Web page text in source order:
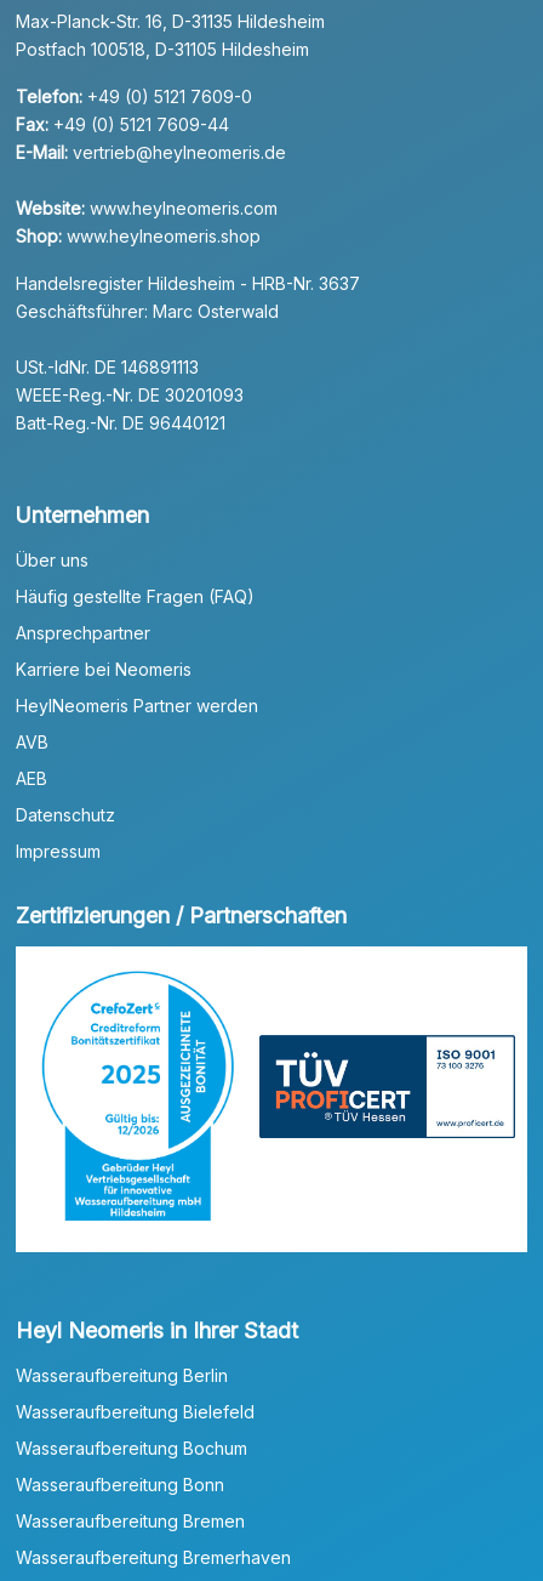
Max-Planck-Str. 16, D-31135 Hildesheim
Postfach 100518, D-31105 Hildesheim
Telefon: +49 (0) 5121 7609-0
Fax: +49 (0) 5121 7609-44
E-Mail: vertrieb@heylneomeris.de
Website: www.heylneomeris.com
Shop: www.heylneomeris.shop
Handelsregister Hildesheim - HRB-Nr. 3637
Geschäftsführer: Marc Osterwald
USt.-IdNr. DE 146891113
WEEE-Reg.-Nr. DE 30201093
Batt-Reg.-Nr. DE 96440121
Unternehmen
Über uns
Häufig gestellte Fragen (FAQ)
Ansprechpartner
Karriere bei Neomeris
HeylNeomeris Partner werden
AVB
AEB
Datenschutz
Impressum
Zertifizierungen / Partnerschaften
Heyl Neomeris in Ihrer Stadt
Wasseraufbereitung Berlin
Wasseraufbereitung Bielefeld
Wasseraufbereitung Bochum
Wasseraufbereitung Bonn
Wasseraufbereitung Bremen
Wasseraufbereitung Bremerhaven